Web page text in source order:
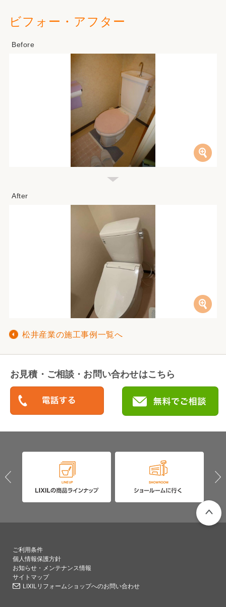
ビフォー・アフター
松井産業の施工事例一覧へ
お見積・ご相談・お問い合わせはこちら
ご利用条件
個人情報保護方針
お知らせ・メンテナンス情報
サイトマップ
LIXILリフォームショップへのお問い合わせ